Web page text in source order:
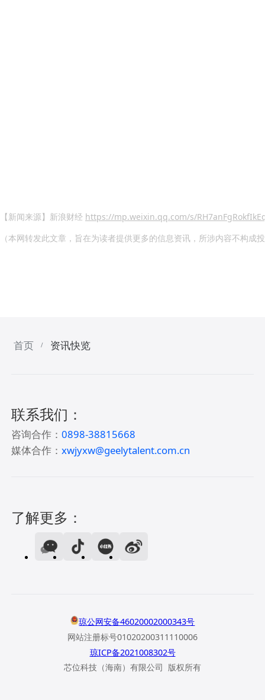
【新闻来源】新浪财经 https://mp.weixin.qq.com/s/
（本网转发此文章，旨在为读者提供更多的信息资讯，所涉内容不构
首页 / 资讯快览
联系我们：
咨询合作：0898-38815668
媒体合作：xwjyxw@geelytalent.com.cn
了解更多：
琼公网安备46020002000343号
网站注册标号01020200311110006
琼ICP备2021008302号
芯位科技（海南）有限公司 版权所有